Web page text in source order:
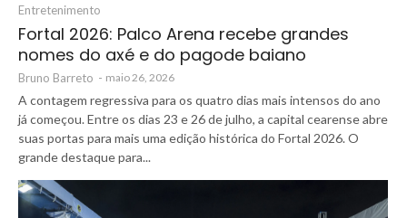
Entretenimento
Fortal 2026: Palco Arena recebe grandes
nomes do axé e do pagode baiano
Bruno Barreto - maio 26, 2026
A contagem regressiva para os quatro dias mais intensos do ano
já começou. Entre os dias 23 e 26 de julho, a capital cearense abre
suas portas para mais uma edição histórica do Fortal 2026. O
grande destaque para...